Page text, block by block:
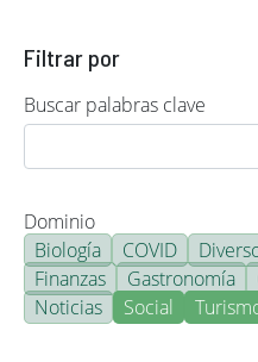
Filtrar por
Buscar palabras clave
Dominio
Biología
COVID
Finanzas
Gastronomía
Noticias
Social